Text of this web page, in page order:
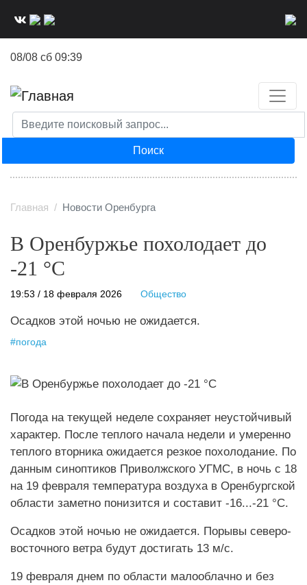
08/08 сб 09:39
Поиск
Главная Новости Оренбурга
В Оренбуржье похолодает до
-21 °C
19:53 / 18 февраля 2026 Общество
Осадков этой ночью не ожидается.
#погода
Погода на текущей неделе сохраняет неустойчивый
характер. После теплого начала недели и умеренно
теплого вторника ожидается резкое похолодание. По
данным синоптиков Приволжского УГМС, в ночь с 18
на 19 февраля температура воздуха в Оренбургской
области заметно понизится и составит -16...-21 °C.
Осадков этой ночью не ожидается. Порывы северо-
восточного ветра будут достигать 13 м/с.
19 февраля днем по области малооблачно и без